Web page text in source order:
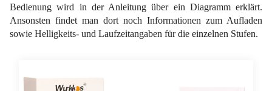
Bedienung wird in der Anleitung über ein Diagramm erklärt.
Ansonsten findet man dort noch Informationen zum Aufladen
sowie Helligkeits- und Laufzeitangaben für die einzelnen Stufen.